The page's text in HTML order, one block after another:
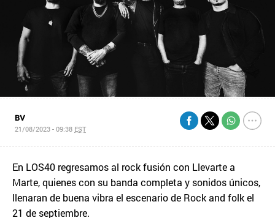
BV
21/08/2023 - 09:38 EST
En LOS40 regresamos al rock fusión con Llevarte a
Marte, quienes con su banda completa y sonidos únicos,
llenaran de buena vibra el escenario de Rock and folk el
21 de septiembre.